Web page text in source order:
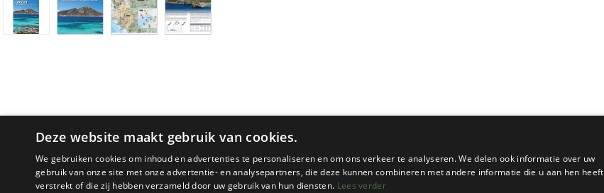
PRODUCTOMSCHRIJVING
Deze website maakt gebruik van cookies.
We gebruiken cookies om inhoud en advertenties te personaliseren en om ons verkeer te analyseren. We delen ook informatie over uw
gebruik van onze site met onze advertentie- en analysepartners, die deze kunnen combineren met andere informatie die u aan hen heeft
verstrekt of die zij hebben verzameld door uw gebruik van hun diensten. Lees verder